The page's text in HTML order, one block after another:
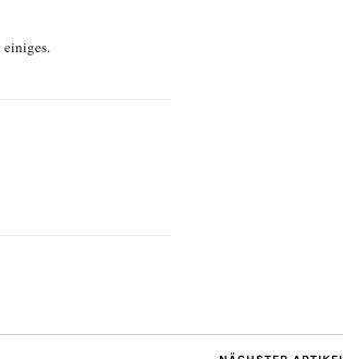
einiges.